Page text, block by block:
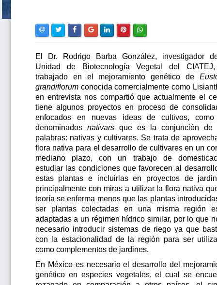
El Dr. Rodrigo Barba González, investigador
Unidad de Biotecnología Vegetal del
trabajado en el mejoramiento genético de
grandiflorumconocida comercialmente como
en entrevista nos compartió que actualmente el
tiene algunos proyectos en proceso de
enfocados en nuevas ideas de cultivos,
denominados nativarsque es la conjunción de
palabras: nativas y cultivares. Se trata de
flora nativa para el desarrollo de cultivares en un
mediano plazo, con un trabajo de
estudiar las condiciones que favorecen al
estas plantas e incluirlas en proyectos de
principalmente con miras a utilizar la flora nativa
teoría se enferma menos que las plantas
ser plantas colectadas en una misma región
adaptadas a un régimen hídrico similar, por lo que
necesario introducir sistemas de riego ya que
con la estacionalidad de la región para ser
como complementos de jardines.
En México es necesario el desarrollo del
genético en especies vegetales, el cual se